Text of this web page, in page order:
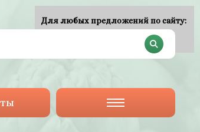
Для любых предложений по сайту: